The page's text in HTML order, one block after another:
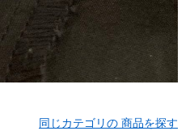
同じカテゴリの 商品を探す